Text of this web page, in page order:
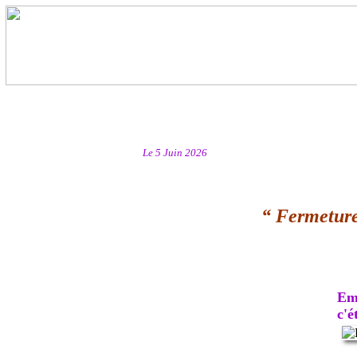
Le 5 Juin 2026
“